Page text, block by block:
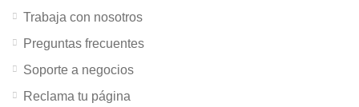
Trabaja con nosotros
Preguntas frecuentes
Soporte a negocios
Reclama tu página